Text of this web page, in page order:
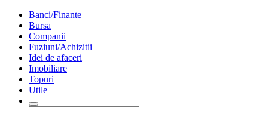
Banci/Finante
Bursa
Companii
Fuziuni/Achizitii
Idei de afaceri
Imobiliare
Topuri
Utile